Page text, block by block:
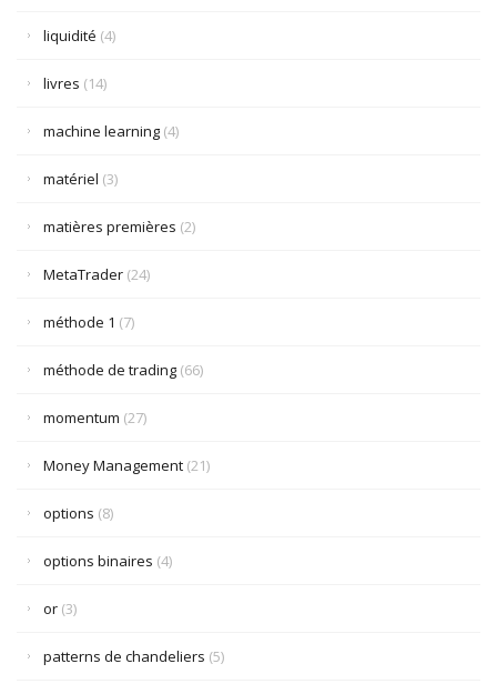
liquidité (4)
livres (14)
machine learning (4)
matériel (3)
matières premières (2)
MetaTrader (24)
méthode 1 (7)
méthode de trading (66)
momentum (27)
Money Management (21)
options (8)
options binaires (4)
or (3)
patterns de chandeliers (5)